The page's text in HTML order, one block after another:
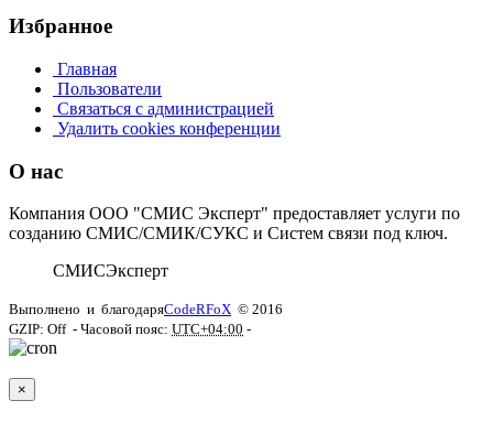
Избранное
Главная
Пользователи
Связаться с администрацией
Удалить cookies конференции
О нас
Компания ООО "СМИС Эксперт" предоставляет услуги по
созданию СМИС/СМИК/СУКС и Систем связи под ключ.
СМИСЭксперт
Выполнено и благодаряCodeRFoX © 2016
GZIP: Off - Часовой пояс: UTC+04:00 -
×